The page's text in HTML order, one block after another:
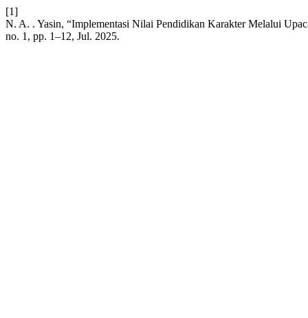
[1]
N. A. . Yasin, “Implementasi Nilai Pendidikan Karakter Melalui
no. 1, pp. 1–12, Jul. 2025.